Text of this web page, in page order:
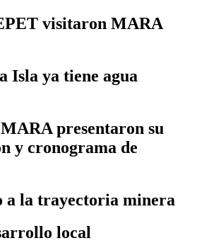
visitaron MARA
Isla ya tiene agua
presentaron su
y cronograma de
a la trayectoria minera
local